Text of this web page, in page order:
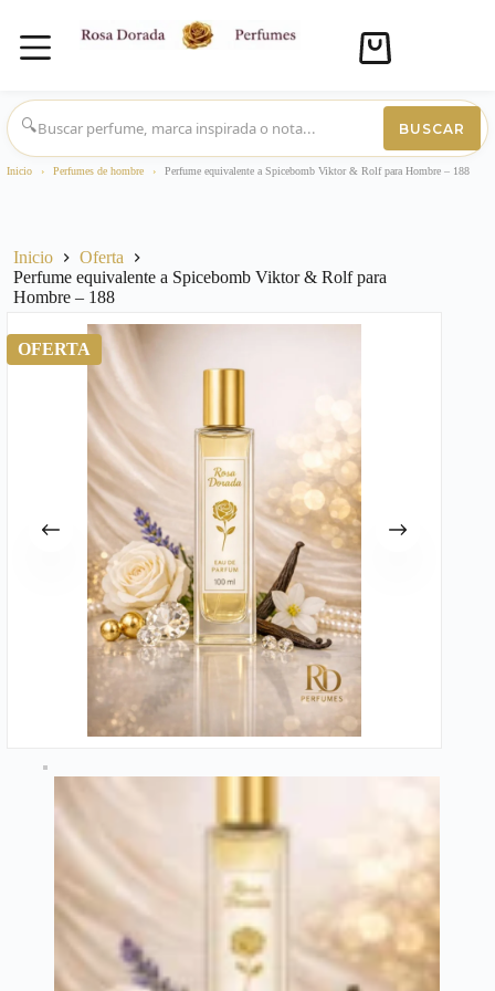
Saltar
al
contenido
Carro
compra
🔍
BUSCAR
Inicio › Perfumes de hombre › Perfume equivalente a Spicebomb Viktor & Rolf para Hombre – 188
Inicio
Oferta
Perfume equivalente a Spicebomb Viktor & Rolf para
Hombre – 188
OFERTA